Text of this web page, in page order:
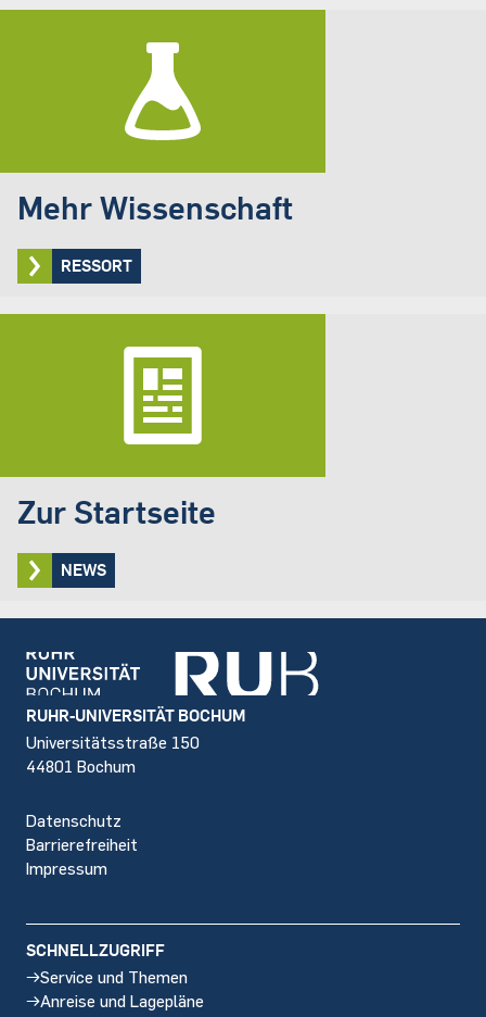
Mehr Wissenschaft
RESSORT
Zur Startseite
NEWS
Footer
RUHR-UNIVERSITÄT BOCHUM
Universitätsstraße 150
44801 Bochum
Datenschutz
Barrierefreiheit
Impressum
SCHNELLZUGRIFF
Service und Themen
Anreise und Lagepläne